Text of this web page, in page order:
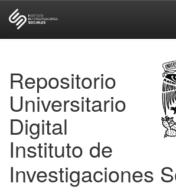
Repositorio
Universitario
Digital
Instituto de
Investigaciones